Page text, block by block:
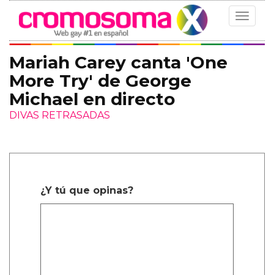
Toggle
Mariah Carey canta 'One
More Try' de George
Michael en directo
DIVAS RETRASADAS
¿Y tú que opinas?